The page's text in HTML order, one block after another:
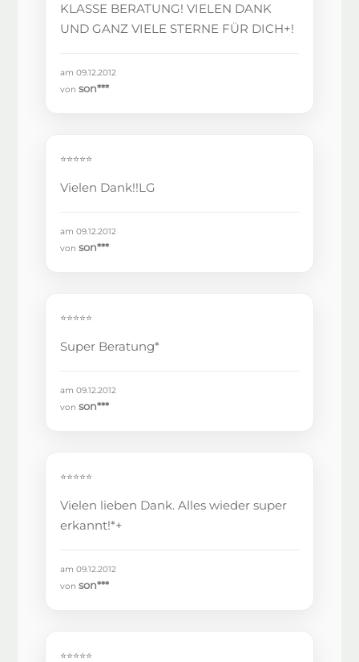
KLASSE BERATUNG! VIELEN DANK
UND GANZ VIELE STERNE FÜR DICH+!
am 09.12.2012
vonson***
⭐⭐⭐⭐⭐
Vielen Dank!!LG
am 09.12.2012
vonson***
⭐⭐⭐⭐⭐
Super Beratung*
am 09.12.2012
vonson***
⭐⭐⭐⭐⭐
Vielen lieben Dank. Alles wieder super
erkannt!*+
am 09.12.2012
vonson***
⭐⭐⭐⭐⭐